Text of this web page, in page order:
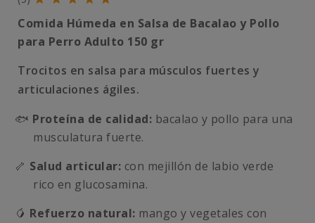
Comida Húmeda en Salsa de Bacalao y Pollo
para Perro Adulto 150 gr
Trocitos en salsa para músculos fuertes y
articulaciones ágiles.
🐟 Proteína de calidad: bacalao y pollo para una
musculatura fuerte.
🦴 Salud articular: con mejillón de labio verde
rico en glucosamina.
🥭 Refuerzo natural: mango y vegetales con